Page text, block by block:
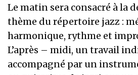
Le matin sera consacré à la
thème du répertoire jazz :
harmonique, rythme et
L’après – midi, un travail
accompagné par un